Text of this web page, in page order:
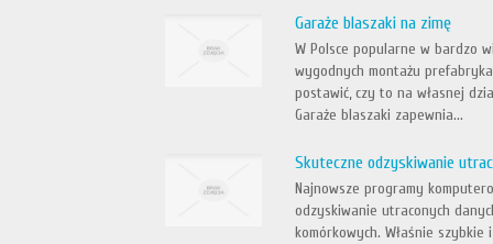
Garaże blaszaki na zimę
W Polsce popularne w bardzo
wygodnych montażu
postawić, czy to na własnej
Garaże blaszaki zapewnia...
Skuteczne odzyskiwanie
Najnowsze programy
odzyskiwanie utraconych
komórkowych. Właśnie